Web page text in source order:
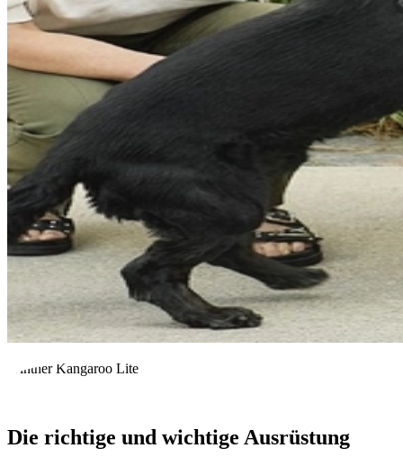
Winther Kangaroo Lite
Die richtige und wichtige Ausrüstung